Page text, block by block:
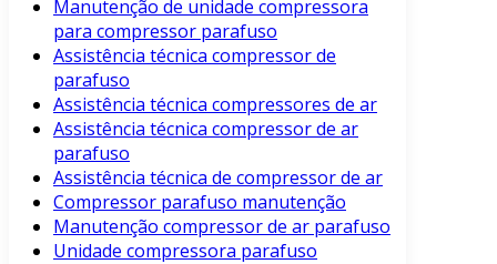
Manutenção de unidade compressora
para compressor parafuso
Assistência técnica compressor de
parafuso
Assistência técnica compressores de ar
Assistência técnica compressor de ar
parafuso
Assistência técnica de compressor de ar
Compressor parafuso manutenção
Manutenção compressor de ar parafuso
Unidade compressora parafuso